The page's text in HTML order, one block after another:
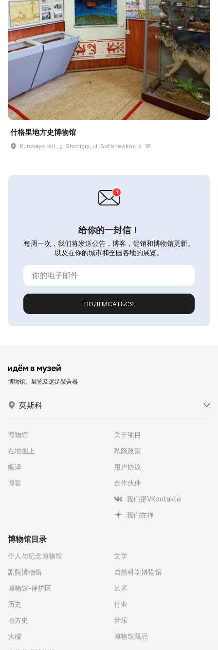
什格里地方史博物馆
Kurskaya obl., g. Shchigry, ul. Bolʹshevikov, d. 18
给你的一封信！
每周一次，我们将发送公告，博客，促销和博物馆更新。
以及在你的城市和全国各地的展览。
ПОДПИСАТЬСЯ
博物馆、展览及远足聚合器
莫斯科
博物馆
在地图上
编译
博客
关于项目
私隐政策
用户协议
合作伙伴
我们是VKontakte
我们在禅
博物馆目录
个人与纪念博物馆
剧院博物馆
博物馆-保护区
历史
地方史
大樓
文学
自然科学博物馆
艺术
行业
音乐
博物馆藏品